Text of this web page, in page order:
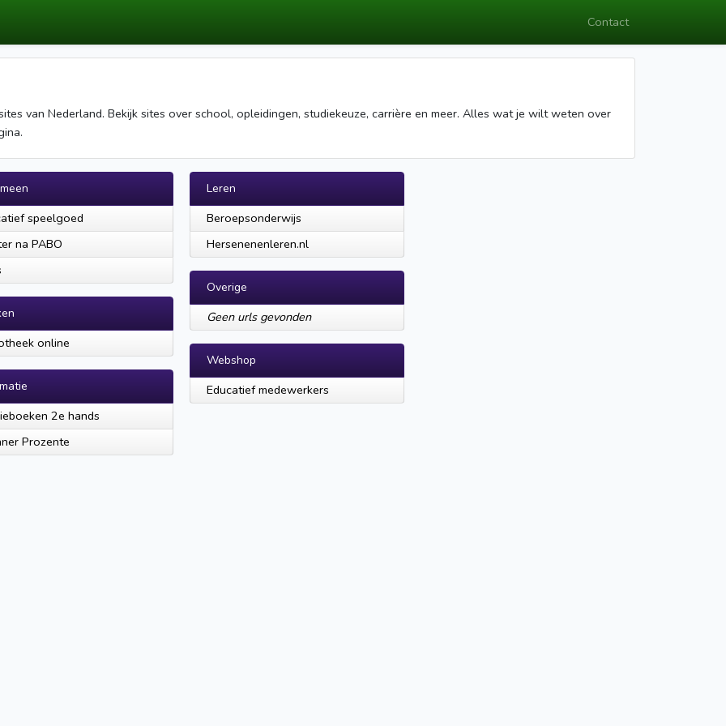
Contact
van Nederland. Bekijk sites over school, opleidingen, studiekeuze, carrière en meer. Alles wat je wilt weten over
speelgoed
na PABO
online
2e hands
Prozente
Leren
Beroepsonderwijs
Hersenenenleren.nl
Overige
Geen urls gevonden
Webshop
Educatief medewerkers